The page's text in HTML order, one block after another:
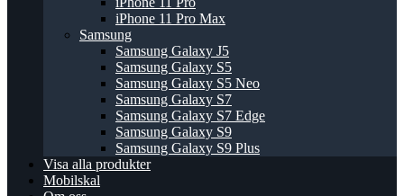
iPhone 11 Pro Max
Samsung
Samsung Galaxy J5
Samsung Galaxy S5
Samsung Galaxy S5 Neo
Samsung Galaxy S7
Samsung Galaxy S7 Edge
Samsung Galaxy S9
Samsung Galaxy S9 Plus
Visa alla produkter
Mobilskal